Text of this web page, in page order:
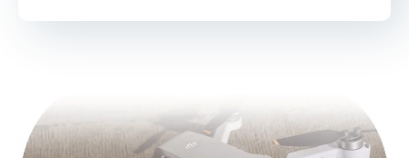
Заказать
Заказать